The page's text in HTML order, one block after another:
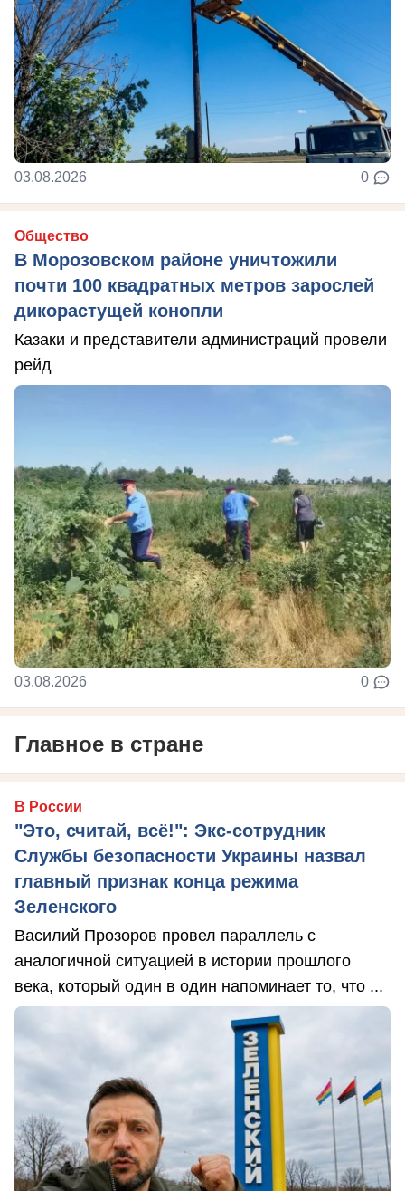
03.08.2026 0
Общество
В Морозовском районе уничтожили
почти 100 квадратных метров зарослей
дикорастущей конопли
Казаки и представители администраций провели
рейд
03.08.2026 0
Главное в стране
В России
"Это, считай, всё!": Экс-сотрудник
Службы безопасности Украины назвал
главный признак конца режима
Зеленского
Василий Прозоров провел параллель с
аналогичной ситуацией в истории прошлого
века, который один в один напоминает то, что ...